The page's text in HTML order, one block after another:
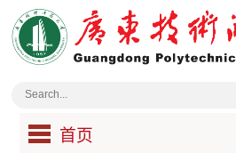
首页